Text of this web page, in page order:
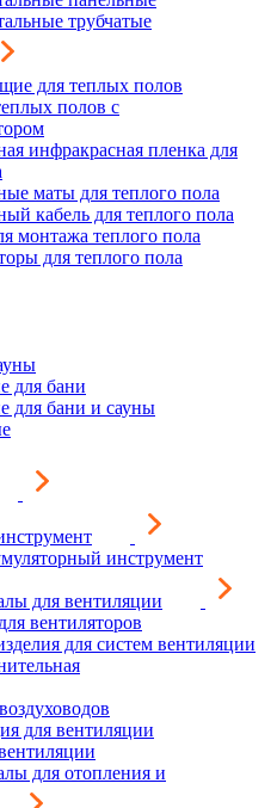
трубчатые
для теплых полов
полов с
инфракрасная пленка для
маты для теплого пола
кабель для теплого пола
монтажа теплого пола
для теплого пола
для бани
для бани и сауны
инструмент
для вентиляции
вентиляторов
для систем вентиляции
для вентиляции
для отопления и